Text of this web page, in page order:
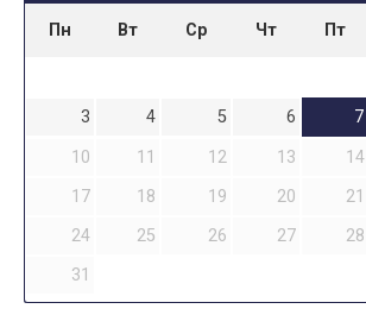
Пн Вт Ср Чт Пт
3
4 5 6 7
10
11 12 13 14
17
18 19 20 21
24
25 26 27 28
31